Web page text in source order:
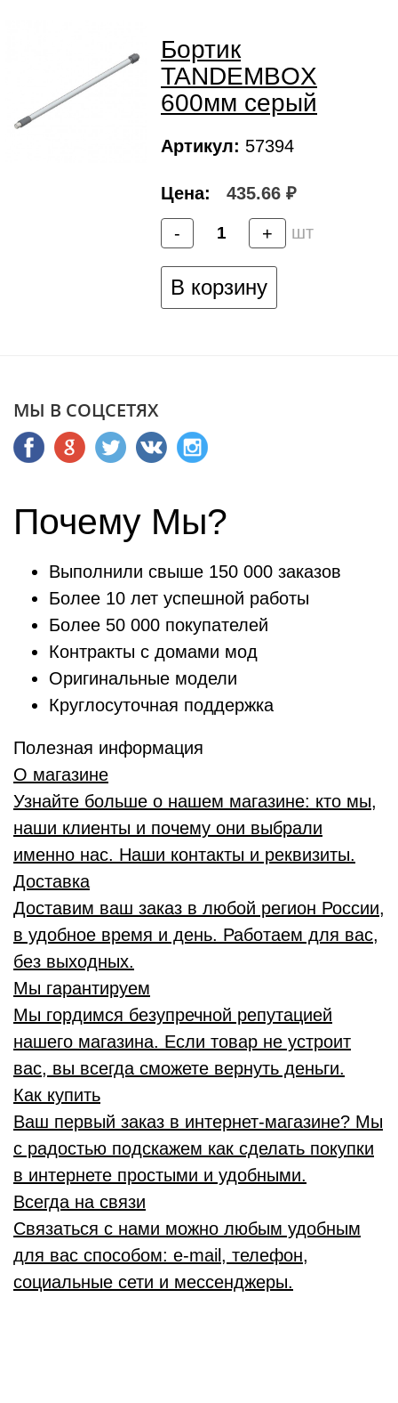
Бортик
TANDEMBOX
600мм серый
Артикул: 57394
Цена: 435.66 ₽
- + шт
В корзину
МЫ В СОЦСЕТЯХ
Почему Мы?
Выполнили свыше 150 000 заказов
Более 10 лет успешной работы
Более 50 000 покупателей
Контракты с домами мод
Оригинальные модели
Круглосуточная поддержка
Полезная информация
О магазине
Узнайте больше о нашем магазине: кто мы,
наши клиенты и почему они выбрали
именно нас. Наши контакты и реквизиты.
Доставка
Доставим ваш заказ в любой регион России,
в удобное время и день. Работаем для вас,
без выходных.
Мы гарантируем
Мы гордимся безупречной репутацией
нашего магазина. Если товар не устроит
вас, вы всегда сможете вернуть деньги.
Как купить
Ваш первый заказ в интернет-магазине? Мы
с радостью подскажем как сделать покупки
в интернете простыми и удобными.
Всегда на связи
Связаться с нами можно любым удобным
для вас способом: e-mail, телефон,
социальные сети и мессенджеры.